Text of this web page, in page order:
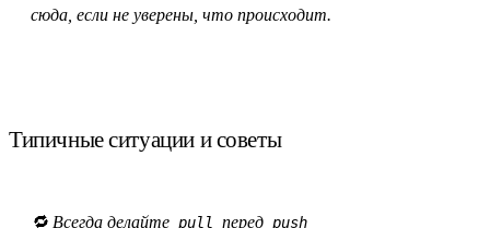
сюда, если не уверены, что происходит.
Типичные ситуации и советы
🔁 Всегда делайте pull перед push